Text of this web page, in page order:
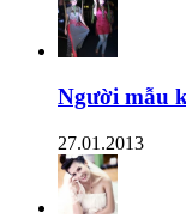
Người mẫu
27.01.2013